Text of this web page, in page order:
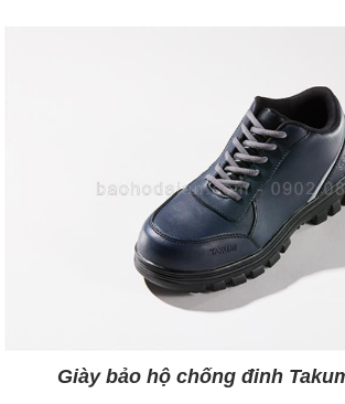
Giày bảo hộ chống đinh